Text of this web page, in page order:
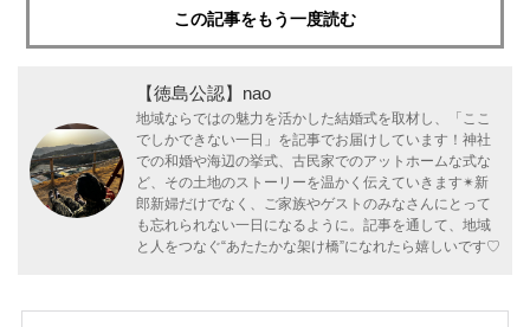
この記事をもう一度読む
【徳島公認】nao
地域ならではの魅力を活かした結婚式を取材し、「ここ
でしかできない一日」を記事でお届けしています！神社
での和婚や海辺の挙式、古民家でのアットホームな式な
ど、その土地のストーリーを温かく伝えていきます✴︎新
郎新婦だけでなく、ご家族やゲストのみなさんにとって
も忘れられない一日になるように。記事を通して、地域
と人をつなぐ“あたたかな架け橋”になれたら嬉しいです♡